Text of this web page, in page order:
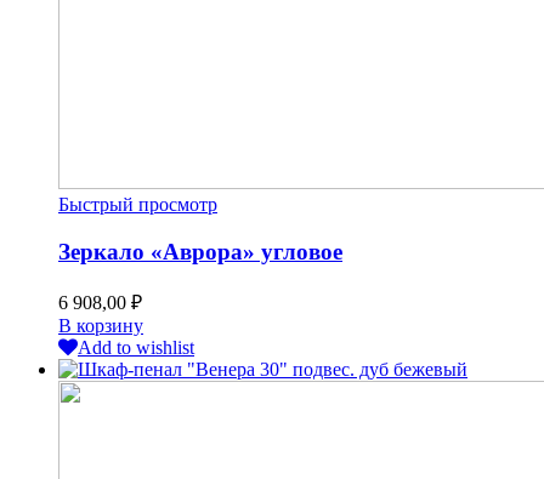
Быстрый просмотр
Зеркало «Аврора» угловое
6 908,00 ₽
В корзину
Add to wishlist